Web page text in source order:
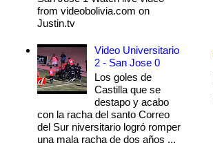
from videobolivia.com on
Justin.tv
Video Universitario
2 - San Jose 0
Los goles de
Castilla que se
destapo y acabo
con la racha del santo Correo
del Sur niversitario logró romper
una mala racha de dos años ...